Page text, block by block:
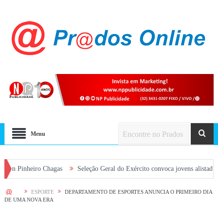
Menu
Chagas Seleção Geral do Exército convoca jovens alistados em 2026
HOME ESPORTE
DEPARTAMENTO DE ESPORTES ANUNCIA O PRIMEIRO DIA
DE UMA NOVA ERA